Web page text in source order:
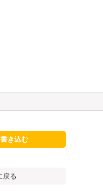
き込む
戻る